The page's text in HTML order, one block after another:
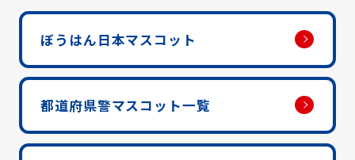
ぼうはん日本マスコット
都道府県警マスコット一覧